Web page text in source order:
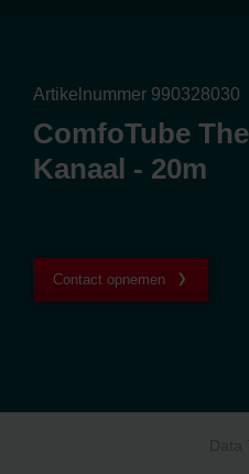
Artikelnummer 990328030
ComfoTube
Kanaal - 20m
Contact opnemen
Data